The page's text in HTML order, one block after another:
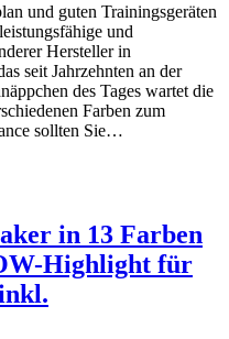
und guten Trainingsgeräten
und
Hersteller in
seit Jahrzehnten an der
des Tages wartet die
Farben zum
sollten Sie…
in 13 Farben
Highlight für